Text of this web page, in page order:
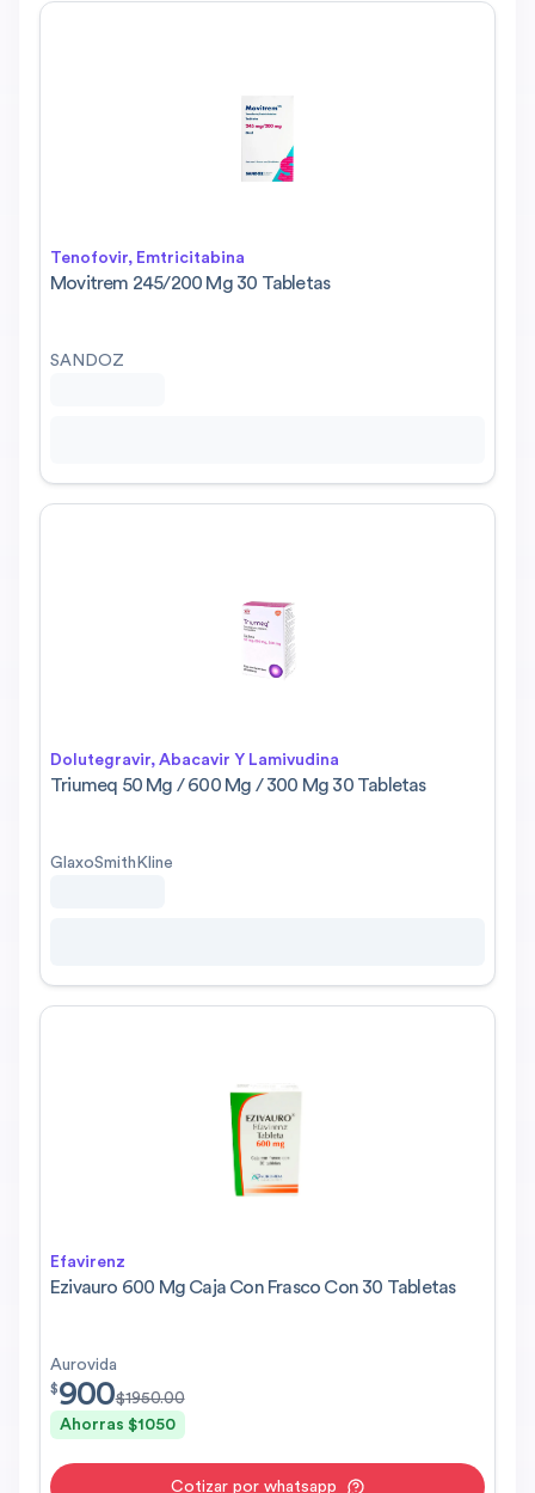
Tenofovir, Emtricitabina
Movitrem 245/200 Mg 30 Tabletas
SANDOZ
Dolutegravir, Abacavir Y Lamivudina
Triumeq 50 Mg / 600 Mg / 300 Mg 30 Tabletas
GlaxoSmithKline
Efavirenz
Ezivauro 600 Mg Caja Con Frasco Con 30 Tabletas
Aurovida
$900.00
$900$1950.00
Ahorras $1050
Cotizar por whatsapp